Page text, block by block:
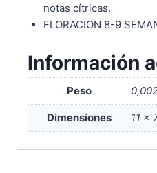
notas cítricas.
FLORACION 8-9
Información
Peso
Dimensiones 11 ×